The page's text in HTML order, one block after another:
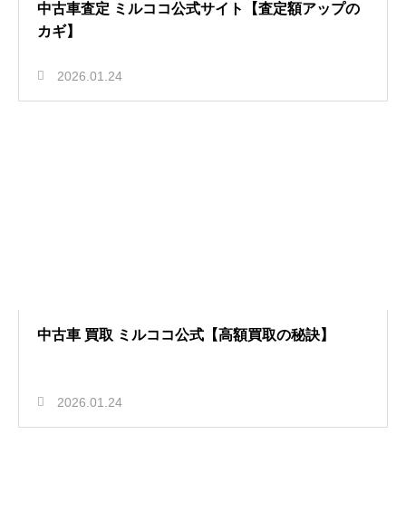
中古車査定 ミルココ公式サイト【査定額アップの
カギ】
2026.01.24
中古車 買取 ミルココ公式【高額買取の秘訣】
2026.01.24